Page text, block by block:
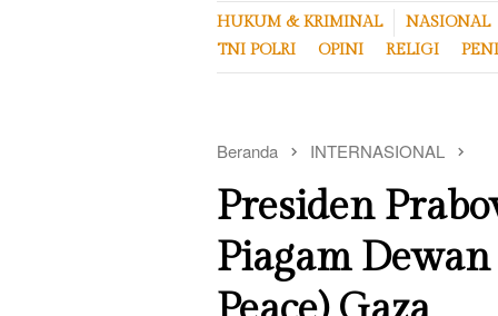
HUKUM & KRIMINAL
NASIONAL
TNI POLRI
OPINI RELIGI
Beranda INTERNASIONAL
Presiden
Piagam